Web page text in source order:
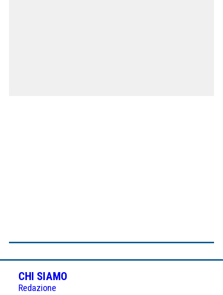
CHI SIAMO
Redazione